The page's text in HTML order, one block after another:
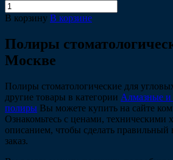
В корзину В корзине
Полиры
Москве
Полиры стоматологические для
другие товары в категории Алмазные и
полиры Вы можете купить на сайте
Ознакомьтесь с ценами, техническими
описанием, чтобы сделать
заказ.